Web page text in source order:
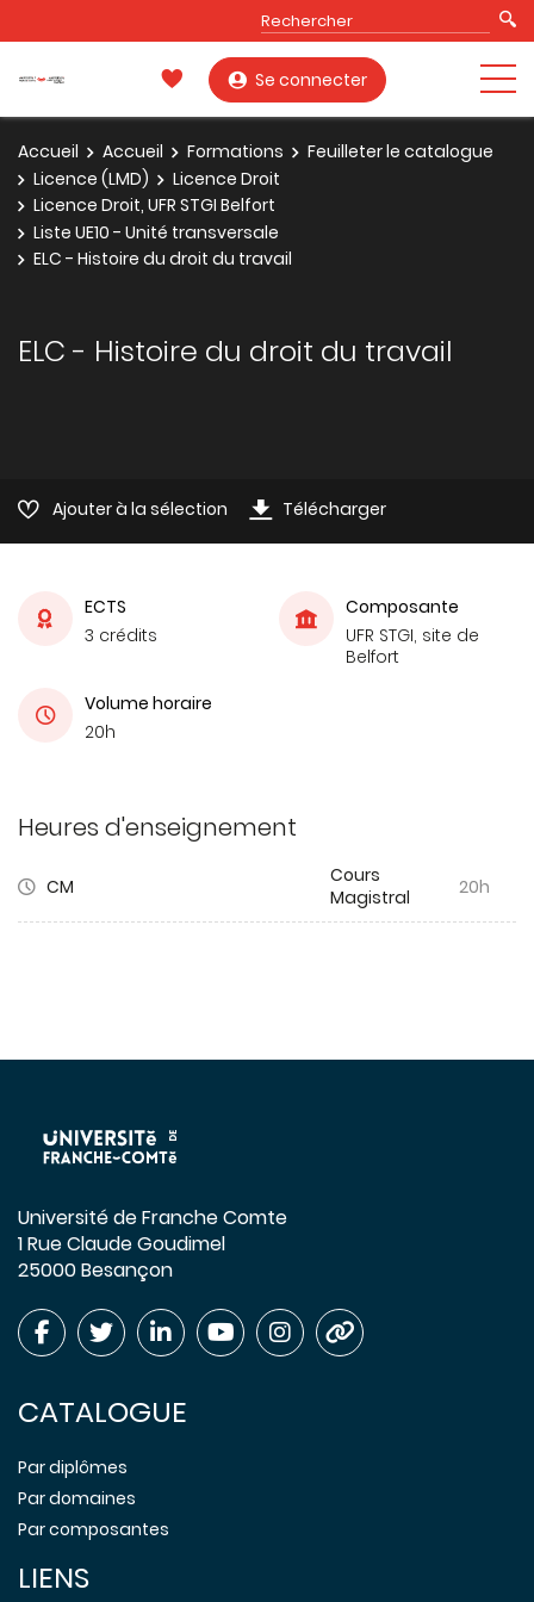
Se connecter
Accueil Accueil Formations
Feuilleter le catalogue
Licence (LMD)
Licence Droit
Licence Droit, UFR STGI Belfort
Liste UE10 - Unité transversale
ELC - Histoire du droit du travail
ELC - Histoire du droit du travail
Ajouter à la sélection Télécharger
ECTS
3 crédits
Composante
UFR STGI, site de
Belfort
Volume horaire
20h
Heures d'enseignement
CM
Cours
Magistral
20h
Université de Franche Comte
1 Rue Claude Goudimel
25000 Besançon
CATALOGUE
Par diplômes
Par domaines
Par composantes
LIENS